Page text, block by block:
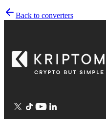
Back to converters